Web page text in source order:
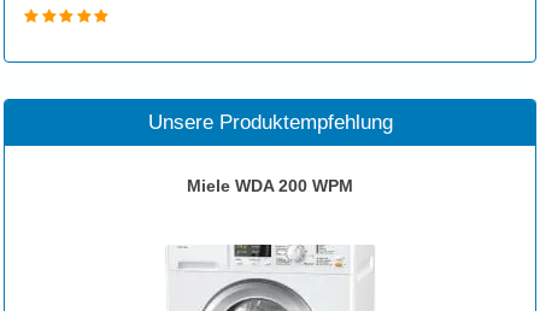
Unsere Produktempfehlung
Miele WDA 200 WPM